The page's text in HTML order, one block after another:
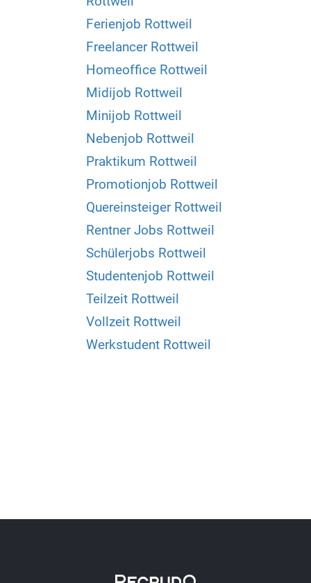
Ferienjob Rottweil
Freelancer Rottweil
Homeoffice Rottweil
Midijob Rottweil
Minijob Rottweil
Nebenjob Rottweil
Praktikum Rottweil
Promotionjob Rottweil
Quereinsteiger Rottweil
Rentner Jobs Rottweil
Schülerjobs Rottweil
Studentenjob Rottweil
Teilzeit Rottweil
Vollzeit Rottweil
Werkstudent Rottweil